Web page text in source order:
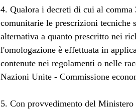
4. Qualora i decreti di cui al
comunitarie le prescrizioni tecniche
alternativa a quanto prescritto nei
l'omologazione è effettuata in
contenute nei regolamenti o nelle
Nazioni Unite - Commissione
5. Con provvedimento del